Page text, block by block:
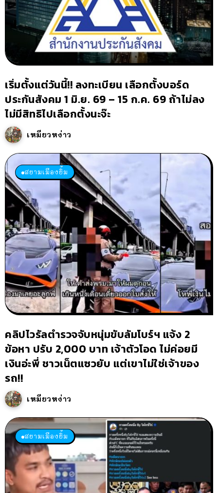
เริ่มตั้งแต่วันนี้!! ลงทะเบียน เลือกตั้งบอร์ด
ประกันสังคม 1 มิ.ย. 69 – 15 ก.ค. 69 ถ้าไม่ลง
ไม่มีสิทธิไปเลือกตั้งนะจ๊ะ
เหมียวหง่าว
สยามเมืองยิ้ม
คลิปไวรัลตำรวจจับหนุ่มขับลัมโบร์ฯ แจ้ง 2
ข้อหา ปรับ 2,000 บาท เจ้าตัวโอด ไม่ค่อยมี
เงินอ่ะพี่ ชาวเน็ตแซวยับ แต่เขาไม่ใช่เจ้าของ
รถ!!
เหมียวหง่าว
สยามเมืองยิ้ม